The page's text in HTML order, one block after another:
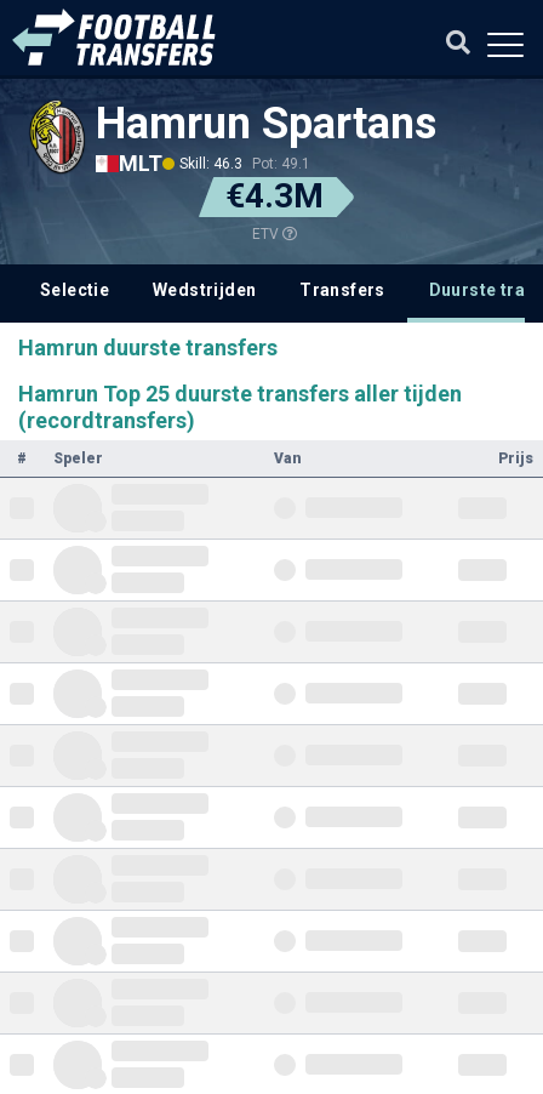
Hamrun Spartans
MLT Skill: 46.3 Pot: 49.1
€4.3M
ETV
Selectie Wedstrijden Transfers Duurste
Hamrun duurste transfers
Hamrun Top 25 duurste transfers aller tijden
(recordtransfers)
# Speler Van Prijs